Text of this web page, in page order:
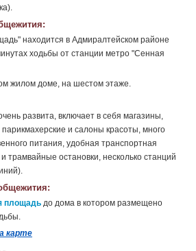
находится в Адмиралтейском районе
ходьбы от станции метро "Сенная
жилом доме, на шестом этаже.
развита, включает в себя магазины,
и салоны красоты, много
питания, удобная транспортная
трамвайные остановки, несколько станций
площадь до дома в котором размещено
карте